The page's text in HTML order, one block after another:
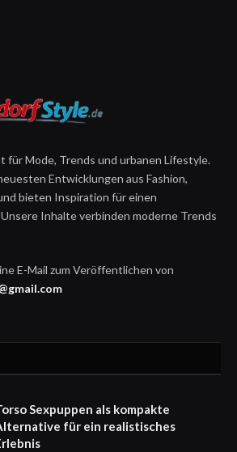
für Mode, Trends und urbanen Lifestyle.
Entwicklungen aus Fashion,
bieten Inspiration für einen
Inhalte verbinden moderne Trends
E-Mail zum Veröffentlichen von
Sexpuppen als kompakte
für ein realistisches